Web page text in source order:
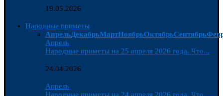
19.05.2026
Народные приметы
АпрельДекабрьМартНоябрьОктябрьСентябрь
Апрель
Народные приметы на 25 апреля 2026 года. Что...
24.04.2026
Апрель